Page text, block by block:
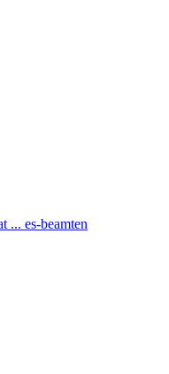
... es-beamten